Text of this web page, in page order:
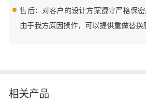
售后：对客户的设计方案遵守严格保
由于我方原因操作，可以提供重做替换
相关产品